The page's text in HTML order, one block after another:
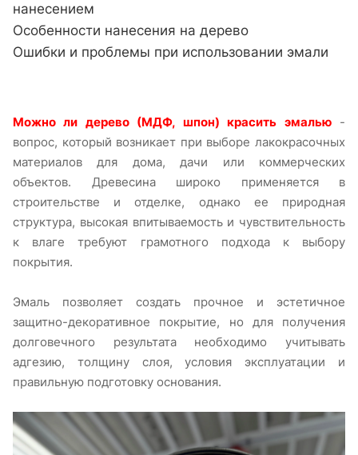
нанесением
Особенности нанесения на дерево
Ошибки и проблемы при использовании эмали
Можно ли дерево (МДФ, шпон) красить эмалью-
вопрос, который возникает при выборе лакокрасочных
материалов для дома, дачи или коммерческих
объектов. Древесина широко применяется в
строительстве и отделке, однако ее природная
структура, высокая впитываемость и чувствительность
к влаге требуют грамотного подхода к выбору
покрытия.
Эмаль позволяет создать прочное и эстетичное
защитно-декоративное покрытие, но для получения
долговечного результата необходимо учитывать
адгезию, толщину слоя, условия эксплуатации и
правильную подготовку основания.